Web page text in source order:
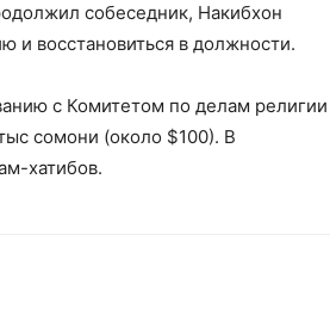
собеседник, Накибхон
и восстановиться в должности.
с Комитетом по делам религии
сомони (около $100). В
хатибов.